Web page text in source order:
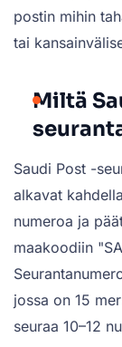
postin mihin
tai
Miltä
Saudi Post -
alkavat
numeroa ja
maakoodiin
jossa on 15
seuraa 10–12